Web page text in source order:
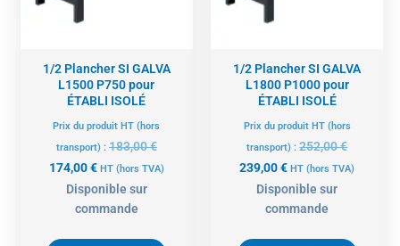
1/2 Plancher SI GALVA
L1500 P750 pour
ÉTABLI ISOLÉ
Prix du produit HT (hors
transport) : 183,00€
174,00€ HT (hors TVA)
Disponible sur
commande
1/2 Plancher SI GALVA
L1800 P1000 pour
ÉTABLI ISOLÉ
Prix du produit HT (hors
transport) :252,00€
239,00€ HT (hors TVA)
Disponible sur
commande